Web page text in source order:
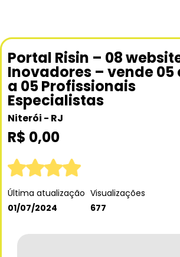
Portal Risin – 08
Inovadores – vende 05
a 05 Profissionais
Especialistas
Niterói - RJ
R$ 0,00
Última atualização
01/07/2024
Visualizações
677